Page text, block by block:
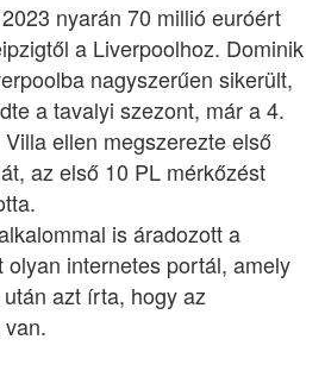
nyarán 70 millió euróért
a Liverpoolhoz. Dominik
nagyszerűen sikerült,
a tavalyi szezont, már a 4.
ellen megszerezte első
az első 10 PL mérkőzést
is áradozott a
internetes portál, amely
azt írta, hogy az